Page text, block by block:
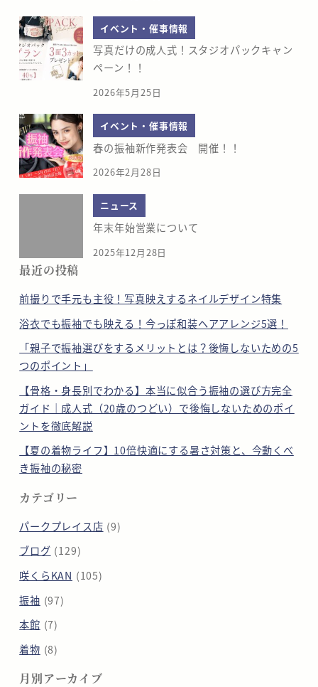
イベント・催事情報
写真だけの成人式！スタジオパックキャン
ペーン！！
2026年5月25日
イベント・催事情報
春の振袖新作発表会 開催！！
2026年2月28日
ニュース
年末年始営業について
2025年12月28日
最近の投稿
前撮りで手元も主役！写真映えするネイルデザイン特集
浴衣でも振袖でも映える！今っぽ和装ヘアアレンジ5選！
「親子で振袖選びをするメリットとは？後悔しないための5
つのポイント」
【骨格・身長別でわかる】本当に似合う振袖の選び方完全
ガイド｜成人式（20歳のつどい）で後悔しないためのポイ
ントを徹底解説
【夏の着物ライフ】10倍快適にする暑さ対策と、今動くべ
き振袖の秘密
カテゴリー
パークプレイス店 (9)
ブログ (129)
咲くらKAN (105)
振袖 (97)
本館 (7)
着物 (8)
月別アーカイブ